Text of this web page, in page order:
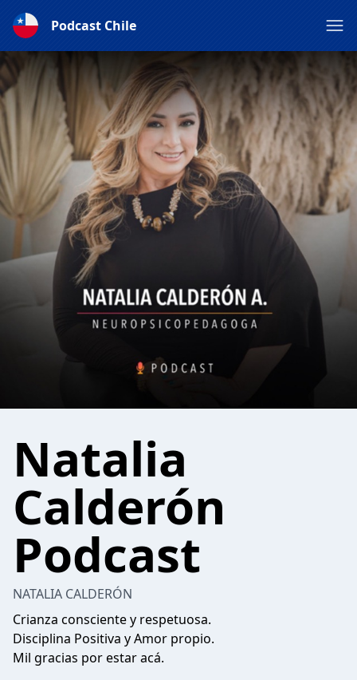
Podcast Chile
Natalia
Calderón
Podcast
NATALIA CALDERÓN
Crianza consciente y respetuosa.
Disciplina Positiva y Amor propio.
Mil gracias por estar acá.